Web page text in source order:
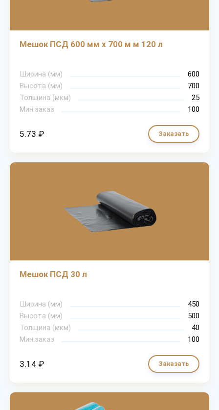
Мешок ПСД 600 мм х 700 м м 120 л
Ширина (мм)
600
Высота (мм)
700
Толщина (мкм)
25
Мин.заказ
100
5.73 ₽ Заказать
Мешок ПСД 30 л
Ширина (мм)
450
Высота (мм)
500
Толщина (мкм)
40
Мин.заказ
100
3.14 ₽ Заказать